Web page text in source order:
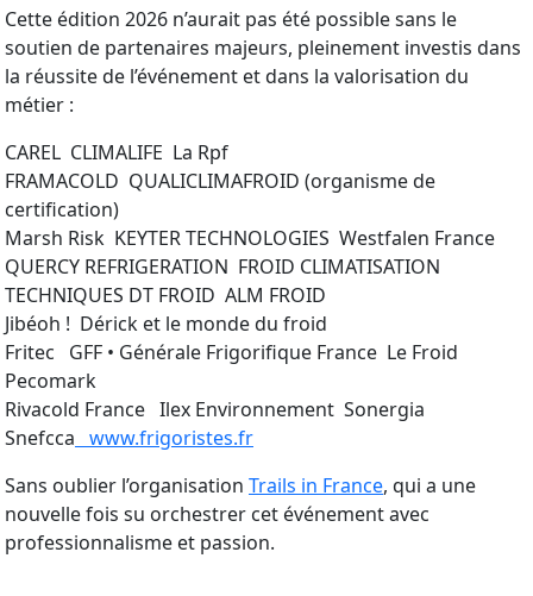
Cette édition 2026 n’aurait pas été possible sans le
soutien de partenaires majeurs, pleinement investis dans
la réussite de l’événement et dans la valorisation du
métier :
CAREL CLIMALIFE La Rpf
FRAMACOLD QUALICLIMAFROID (organisme de
certification)
Marsh Risk KEYTER TECHNOLOGIES Westfalen France
QUERCY REFRIGERATION FROID CLIMATISATION
TECHNIQUES DT FROID ALM FROID
Jibéoh ! Dérick et le monde du froid
Fritec GFF • Générale Frigorifique France Le Froid
Pecomark
Rivacold France Ilex Environnement Sonergia
Snefcca www.frigoristes.fr
Sans oublier l’organisation Trails in France, qui a une
nouvelle fois su orchestrer cet événement avec
professionnalisme et passion.